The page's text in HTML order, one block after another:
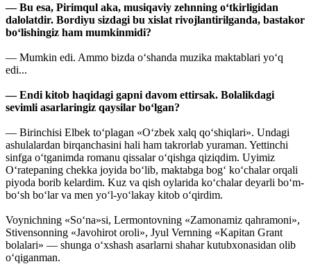
— Bu esa, Pirimqul aka, musiqaviy zehnning o‘tkirligidan
dalolatdir. Bordiyu sizdagi bu xislat rivojlantirilganda, bastakor
bo‘lishingiz ham mumkinmidi?
— Mumkin edi. Ammo bizda o‘shanda muzika maktablari yo‘q
edi...
— Endi kitob haqidagi gapni davom ettirsak. Bolalikdagi
sevimli asarlaringiz qaysilar bo‘lgan?
— Birinchisi Elbek to‘plagan «O‘zbek xalq qo‘shiqlari». Undagi
ashulalardan birqanchasini hali ham takrorlab yuraman. Yettinchi
sinfga o‘tganimda romanu qissalar o‘qishga qiziqdim. Uyimiz
O‘ratepaning chekka joyida bo‘lib, maktabga bog‘ ko‘chalar orqali
piyoda borib kelardim. Kuz va qish oylarida ko‘chalar deyarli bo‘m-
bo‘sh bo‘lar va men yo‘l-yo‘lakay kitob o‘qirdim.
Voynichning «So‘na»si, Lermontovning «Zamonamiz qahramoni»,
Stivensonning «Javohirot oroli», Jyul Vernning «Kapitan Grant
bolalari» — shunga o‘xshash asarlarni shahar kutubxonasidan olib
o‘qiganman.